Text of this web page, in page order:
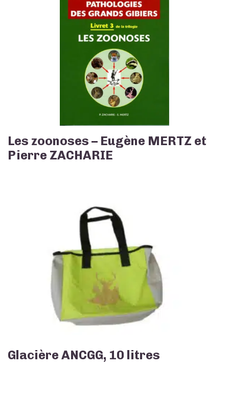
Les zoonoses – Eugène MERTZ et
Pierre ZACHARIE
Glacière ANCGG, 10 litres